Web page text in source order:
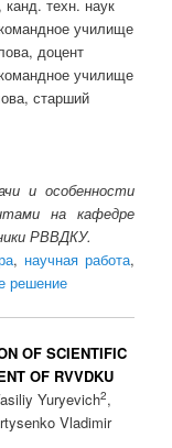
техн. наук
училище
доцент
училище
старший
и особенности
на кафедре
РВВДКУ.
, научная работа,
решение
OF SCIENTIFIC
OF RVVDKU
Yuryevich2,
Vladimir